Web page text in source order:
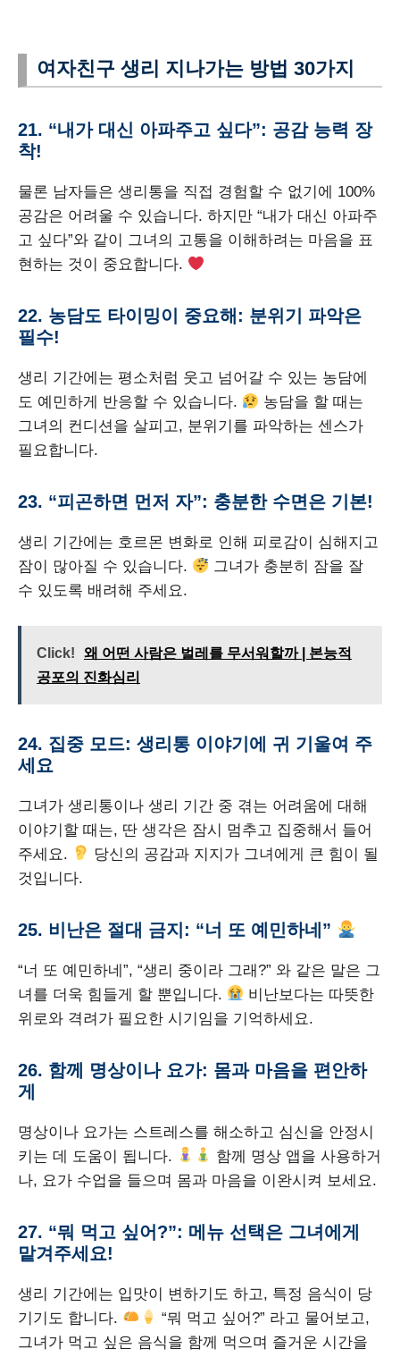
여자친구 생리 지나가는 방법 30가지
21. “내가 대신 아파주고 싶다”: 공감 능력 장
착!
물론 남자들은 생리통을 직접 경험할 수 없기에 100%
공감은 어려울 수 있습니다. 하지만 “내가 대신 아파주
고 싶다”와 같이 그녀의 고통을 이해하려는 마음을 표
현하는 것이 중요합니다.
22. 농담도 타이밍이 중요해: 분위기 파악은
필수!
생리 기간에는 평소처럼 웃고 넘어갈 수 있는 농담에
도 예민하게 반응할 수 있습니다.
농담을 할 때는
그녀의 컨디션을 살피고, 분위기를 파악하는 센스가
필요합니다.
23. “피곤하면 먼저 자”: 충분한 수면은 기본!
생리 기간에는 호르몬 변화로 인해 피로감이 심해지고
잠이 많아질 수 있습니다.
그녀가 충분히 잠을 잘
수 있도록 배려해 주세요.
Click!
왜 어떤 사람은 벌레를 무서워할까 | 본능적
공포의 진화심리
24. 집중 모드: 생리통 이야기에 귀 기울여 주
세요
그녀가 생리통이나 생리 기간 중 겪는 어려움에 대해
이야기할 때는, 딴 생각은 잠시 멈추고 집중해서 들어
주세요.
당신의 공감과 지지가 그녀에게 큰 힘이 될
것입니다.
25. 비난은 절대 금지: “너 또 예민하네”
“너 또 예민하네”, “생리 중이라 그래?” 와 같은 말은 그
녀를 더욱 힘들게 할 뿐입니다.
비난보다는 따뜻한
위로와 격려가 필요한 시기임을 기억하세요.
26. 함께 명상이나 요가: 몸과 마음을 편안하
게
명상이나 요가는 스트레스를 해소하고 심신을 안정시
키는 데 도움이 됩니다.
함께 명상 앱을 사용하거
나, 요가 수업을 들으며 몸과 마음을 이완시켜 보세요.
27. “뭐 먹고 싶어?”: 메뉴 선택은 그녀에게
맡겨주세요!
생리 기간에는 입맛이 변하기도 하고, 특정 음식이 당
기기도 합니다.
“뭐 먹고 싶어?” 라고 물어보고,
그녀가 먹고 싶은 음식을 함께 먹으며 즐거운 시간을